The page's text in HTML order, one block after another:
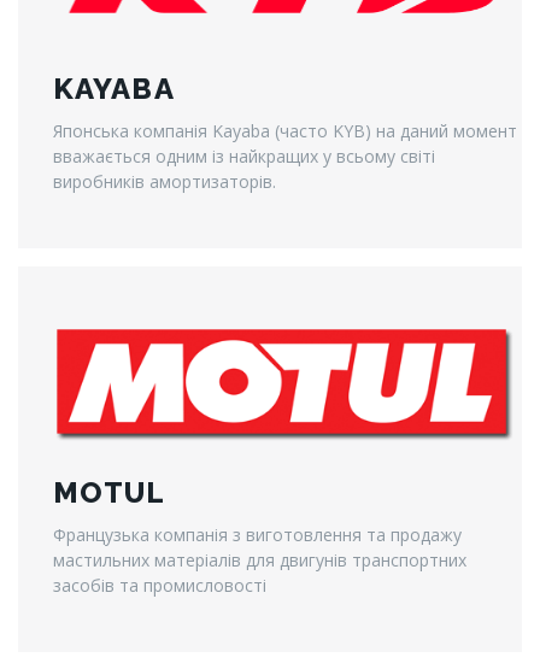
KAYABA
Японська компанія Kayaba (часто KYB) на даний момент
вважається одним із найкращих у всьому світі
виробників амортизаторів.
MOTUL
Французька компанія з виготовлення та продажу
мастильних матеріалів для двигунів транспортних
засобів та промисловості